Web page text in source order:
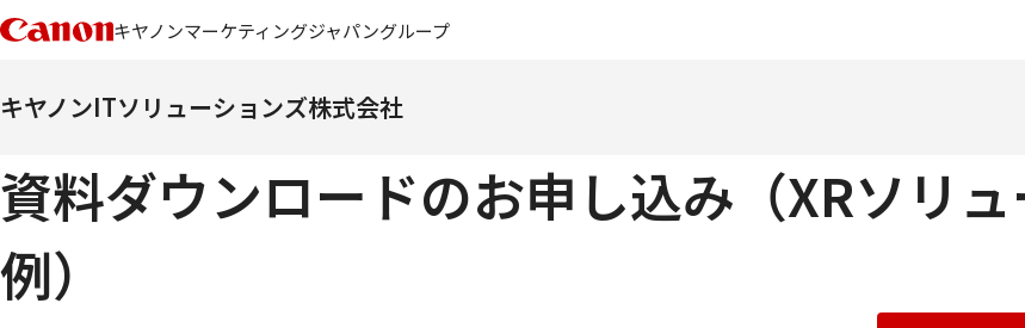
キヤノンマーケティングジャパングループ
キヤノンITソリューションズ株式会社
資料ダウンロードのお申し込み（XRソリ
例）